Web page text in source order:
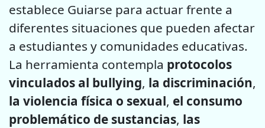
establece Guiarse para actuar frente a
diferentes situaciones que pueden afectar
a estudiantes y comunidades educativas.
La herramienta contempla protocolos
vinculados al bullying, la discriminación,
la violencia física o sexual, el consumo
problemático de sustancias, las